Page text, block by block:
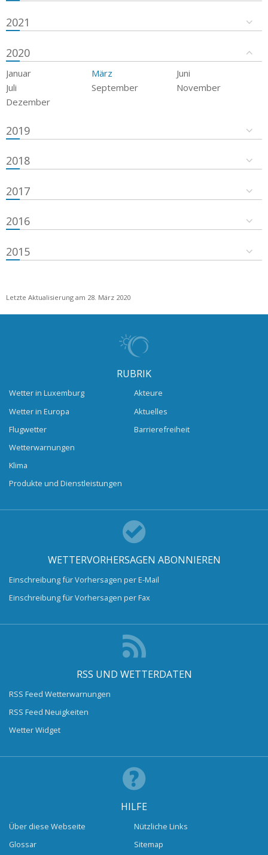
2021
2020
Januar März
Juni
Juli
September
November
Dezember
2019
2018
2017
2016
2015
Letzte Aktualisierung am 28. März 2020
RUBRIK
Wetter in Luxemburg
Wetter in Europa
Flugwetter
Wetterwarnungen
Klima
Produkte und Dienstleistungen
Akteure
Aktuelles
Barrierefreiheit
WETTERVORHERSAGEN ABONNIEREN
Einschreibung für Vorhersagen per E-Mail
Einschreibung für Vorhersagen per Fax
RSS UND WETTERDATEN
RSS Feed Wetterwarnungen
RSS Feed Neuigkeiten
Wetter Widget
HILFE
Über diese Webseite
Glossar
Nützliche Links
Sitemap